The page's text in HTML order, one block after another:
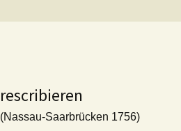
rescribieren
(Nassau-Saarbrücken 1756)